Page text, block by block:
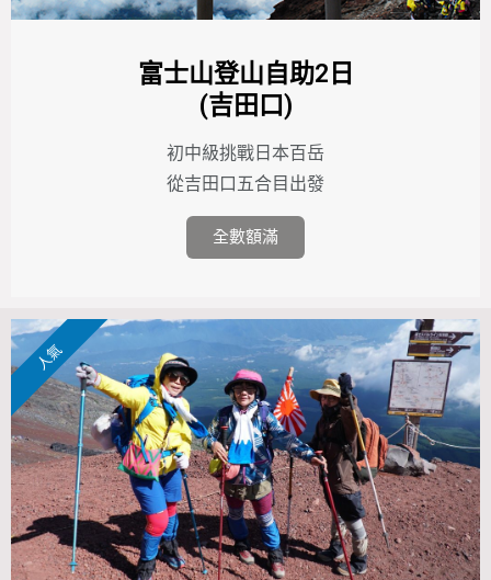
富士山登山自助2日
(吉田口)
初中級挑戰日本百岳
從吉田口五合目出發
全數額滿
人氣